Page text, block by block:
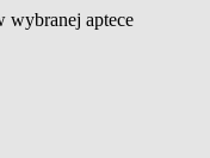
wybranej aptece